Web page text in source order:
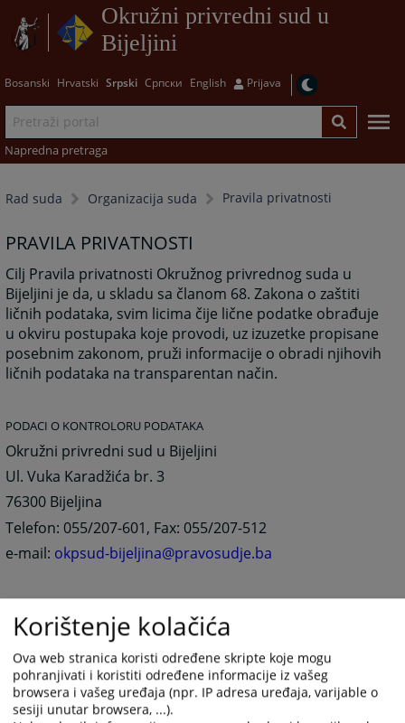
Okružni privredni sud u
Bijeljini
Bosanski Hrvatski Srpski Српски English Prijava
Napredna pretraga
Rad suda Organizacija suda Pravila privatnosti
PRAVILA PRIVATNOSTI
Cilj Pravila privatnosti Okružnog privrednog suda u
Bijeljini je da, u skladu sa članom 68. Zakona o zaštiti
ličnih podataka, svim licima čije lične podatke obrađuje
u okviru postupaka koje provodi, uz izuzetke propisane
posebnim zakonom, pruži informacije o obradi njihovih
ličnih podataka na transparentan način.
PODACI O KONTROLORU PODATAKA
Okružni privredni sud u Bijeljini
Ul. Vuka Karadžića br. 3
76300 Bijeljina
Telefon: 055/207-601, Fax: 055/207-512
e-mail: okpsud-bijeljina@pravosudje.ba
472 PREGLEDA
Korištenje kolačića
Ova web stranica koristi određene skripte koje mogu
pohranjivati i koristiti određene informacije iz vašeg
browsera i vašeg uređaja (npr. IP adresa uređaja, varijable o
sesiji unutar browsera, ...).